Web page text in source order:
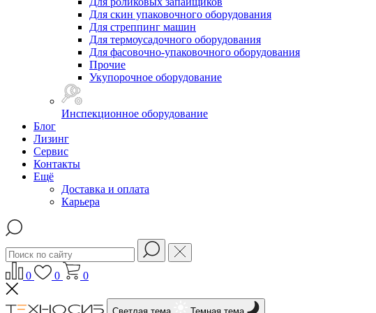
Для скин упаковочного оборудования
Для стреппинг машин
Для термоусадочного оборудования
Для фасовочно-упаковочного оборудования
Прочие
Укупорочное оборудование
Инспекционное оборудование
Блог
Лизинг
Сервис
Контакты
Ещё
Доставка и оплата
Карьера
0 0 0